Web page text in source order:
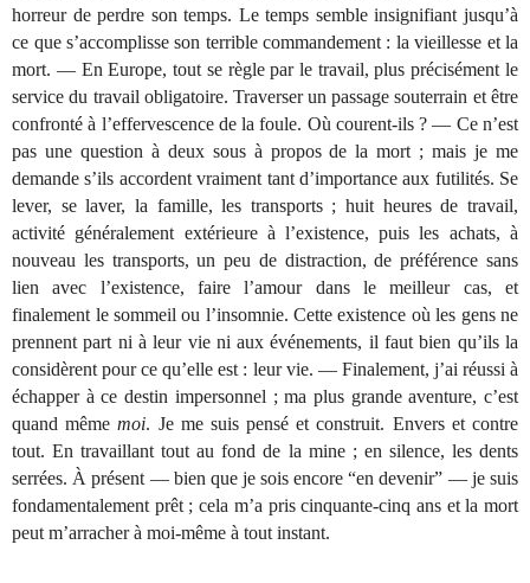
horreur de perdre son temps. Le temps semble insignifiant jusqu’à
ce que s’accomplisse son terrible commandement : la vieillesse et la
mort. — En Europe, tout se règle par le travail, plus précisément le
service du travail obligatoire. Traverser un passage souterrain et être
confronté à l’effervescence de la foule. Où courent-ils ? — Ce n’est
pas une question à deux sous à propos de la mort ; mais je me
demande s’ils accordent vraiment tant d’importance aux futilités. Se
lever, se laver, la famille, les transports ; huit heures de travail,
activité généralement extérieure à l’existence, puis les achats, à
nouveau les transports, un peu de distraction, de préférence sans
lien avec l’existence, faire l’amour dans le meilleur cas, et
finalement le sommeil ou l’insomnie. Cette existence où les gens ne
prennent part ni à leur vie ni aux événements, il faut bien qu’ils la
considèrent pour ce qu’elle est : leur vie. — Finalement, j’ai réussi à
échapper à ce destin impersonnel ; ma plus grande aventure, c’est
quand mêmemoi. Je me suis pensé et construit. Envers et contre
tout. En travaillant tout au fond de la mine ; en silence, les dents
serrées. À présent — bien que je sois encore “en devenir” — je suis
fondamentalement prêt ; cela m’a pris cinquante-cinq ans et la mort
peut m’arracher à moi-même à tout instant.